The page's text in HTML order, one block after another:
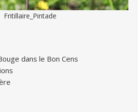
Fritillaire_Pintade
dans le Bon Cens